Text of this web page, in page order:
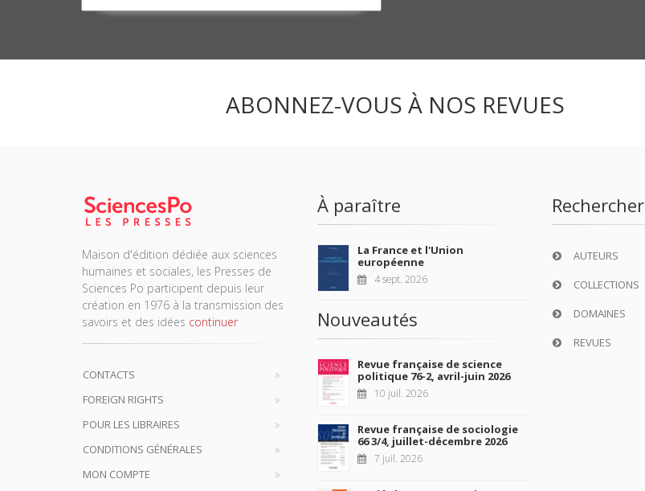
ABONNEZ-VOUS À NOS REVUES
Maison d'édition dédiée aux sciences
humaines et sociales, les Presses de
Sciences Po participent depuis leur
création en 1976 à la transmission des
savoirs et des idées continuer
CONTACTS
FOREIGN RIGHTS
POUR LES LIBRAIRES
CONDITIONS GÉNÉRALES
MON COMPTE
À paraître
La France et l'Union
européenne
4 sept. 2026
Nouveautés
Revue française de science
politique 76-2, avril-juin 2026
10 juil. 2026
Revue française de sociologie
66 3/4, juillet-décembre 2026
7 juil. 2026
Rechercher
AUTEURS
COLLECTIONS
DOMAINES
REVUES